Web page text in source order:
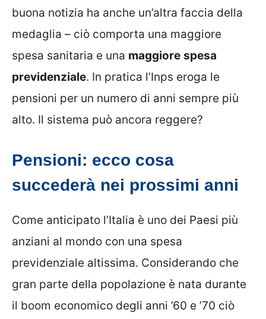
buona notizia ha anche un’altra faccia della
medaglia – ciò comporta una maggiore
spesa sanitaria e una maggiore spesa
previdenziale. In pratica l’Inps eroga le
pensioni per un numero di anni sempre più
alto. Il sistema può ancora reggere?
Pensioni: ecco cosa
succederà nei prossimi anni
Come anticipato l’Italia è uno dei Paesi più
anziani al mondo con una spesa
previdenziale altissima. Considerando che
gran parte della popolazione è nata durante
il boom economico degli anni ’60 e ’70 ciò